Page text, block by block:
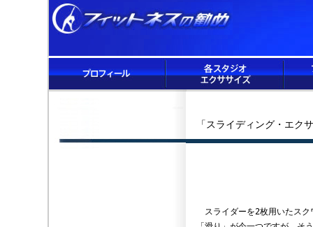
「スライディング・エク
スライダーを2枚用いたスク